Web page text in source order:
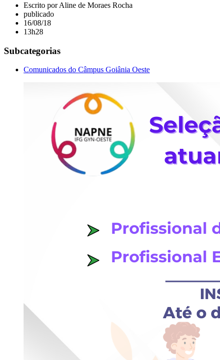
Escrito por Aline de Moraes Rocha
publicado
16/08/18
13h28
Subcategorias
Comunicados do Câmpus Goiânia Oeste